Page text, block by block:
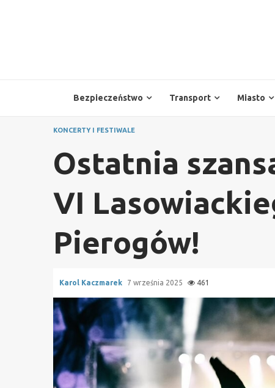
Bezpieczeństwo Transport Miasto
KONCERTY I FESTIWALE
Ostatnia
VI
Pierogów!
Karol Kaczmarek 7 września 2025 461